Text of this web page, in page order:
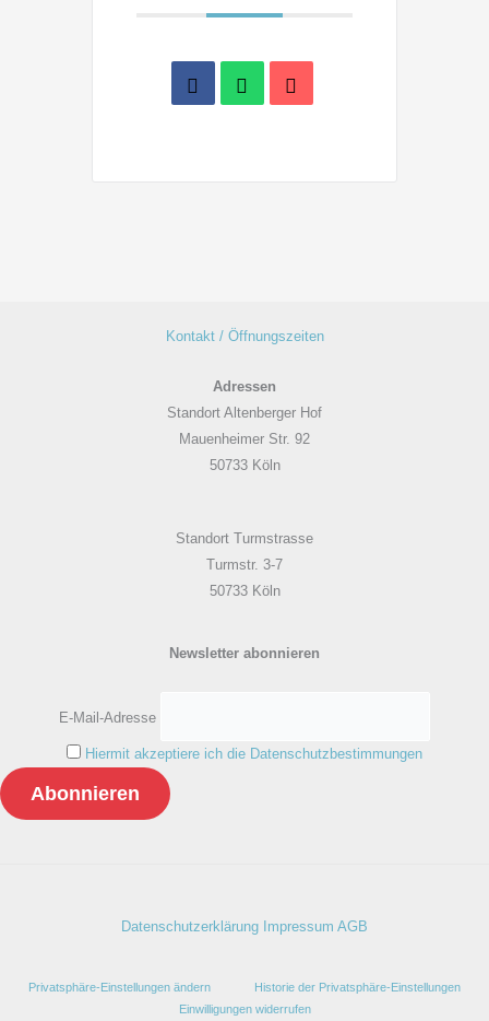
Kontakt / Öffnungszeiten
Adressen
Standort Altenberger Hof
Mauenheimer Str. 92
50733 Köln
Standort Turmstrasse
Turmstr. 3-7
50733 Köln
Newsletter abonnieren
E-Mail-Adresse
Hiermit akzeptiere ich die Datenschutzbestimmungen
Datenschutzerklärung Impressum AGB
Privatsphäre-Einstellungen ändern
Historie der Privatsphäre-Einstellungen
Einwilligungen widerrufen